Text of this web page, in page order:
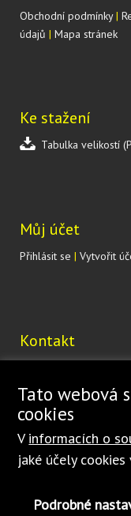
Obchodní podmínky|
údajů | Mapa stránek
Ke stažení
Tabulka velikostí
Můj účet
Přihlásit se | Vytvořit
Kontakt
190 17 Praha 9 Vinoř
ČESKÁ REPUBLIKA
shop@bednar.com
© 1997-2026 BEDNAR •
Tato webová
cookies
V informacích o
jaké účely
Podrobné